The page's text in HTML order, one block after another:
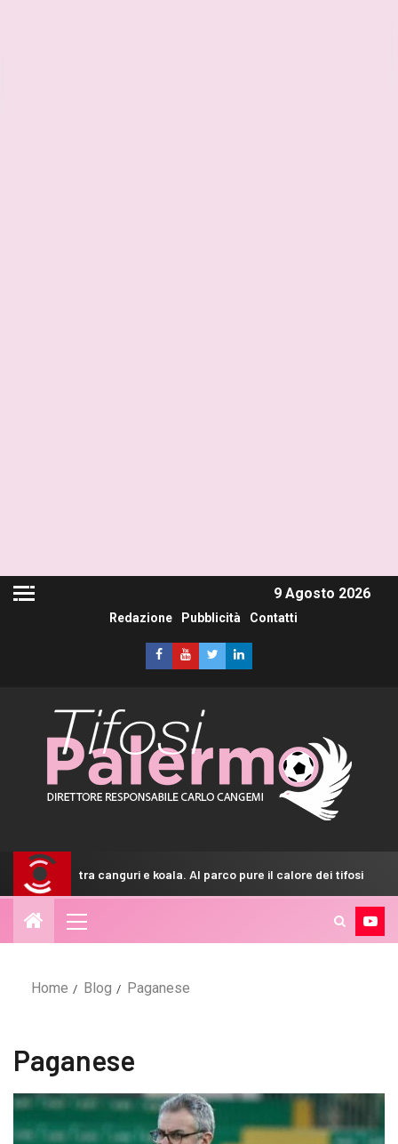
9 Agosto 2026
Redazione Pubblicità Contatti
e koala. Al parco pure il calore dei tifosi GdS –
Home Blog Paganese
Paganese